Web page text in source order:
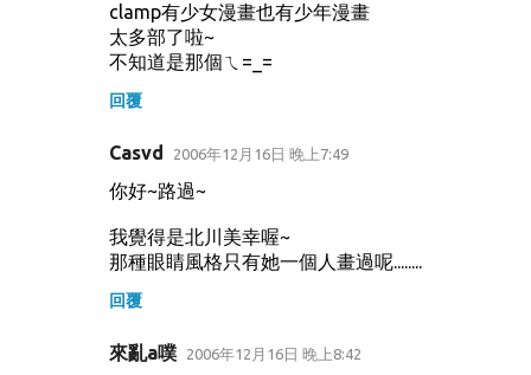
clamp有少女漫畫也有少年漫畫
太多部了啦~
不知道是那個ㄟ=_=
回覆
Casvd 2006年12月16日 晚上7:49
你好~路過~
我覺得是北川美幸喔~
那種眼睛風格只有她一個人畫過呢........
回覆
來亂a噗 2006年12月16日 晚上8:42